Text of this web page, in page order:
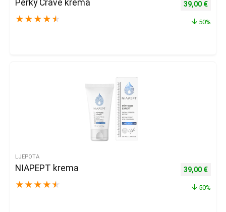
Perky Crave krema
★ ★ ★ ★ ★
Izvorna
39,00 €
50%
LJEPOTA
NIAPEPT krema
★ ★ ★ ★ ★
Izvorna
39,00 €
50%